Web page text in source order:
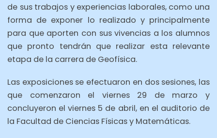
de sus trabajos y experiencias laborales, como una
forma de exponer lo realizado y principalmente
para que aporten con sus vivencias a los alumnos
que pronto tendrán que realizar esta relevante
etapa de la carrera de Geofísica.
Las exposiciones se efectuaron en dos sesiones, las
que comenzaron el viernes 29 de marzo y
concluyeron el viernes 5 de abril, en el auditorio de
la Facultad de Ciencias Físicas y Matemáticas.